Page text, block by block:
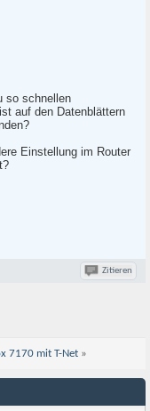
so schnellen
auf den Datenblättern
Einstellung im Router
Zitieren
7170 mit T-Net »